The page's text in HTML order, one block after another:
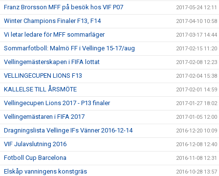
Franz Brorsson MFF på besök hos VIF P07 2017-05-24 12:11
Winter Champions Finaler F13, F14 2017-04-10 10:58
Vi letar ledare för MFF sommarläger 2017-03-17 14:44
Sommarfotboll: Malmö FF i Vellinge 15-17/aug 2017-02-15 11:20
Vellingemästerskapen i FIFA lottat 2017-02-08 12:23
VELLINGECUPEN LIONS F13 2017-02-04 15:38
KALLELSE TILL ÅRSMÖTE 2017-02-01 14:59
Vellingecupen Lions 2017 - P13 finaler 2017-01-27 18:02
Vellingemästaren i FIFA 2017 2017-01-05 12:00
Dragningslista Vellinge IFs Vänner 2016-12-14 2016-12-20 10:09
VIF Julavslutning 2016 2016-12-08 12:40
Fotboll Cup Barcelona 2016-11-08 12:31
Elskåp vanningens konstgräs 2016-10-28 13:57